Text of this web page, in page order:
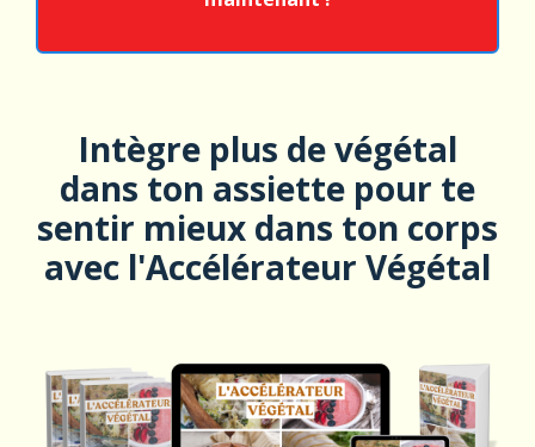
Intègre plus de végétal
dans ton assiette pour te
sentir mieux dans ton corps
avec l'Accélérateur Végétal